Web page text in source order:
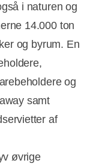
i naturen og
14.000 ton
og byrum. En
og
samt
af
øvrige